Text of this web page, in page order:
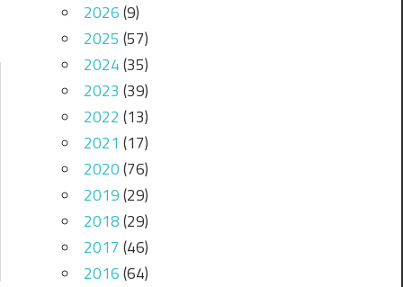
2026(9)
2025 (57)
2024(35)
2023 (39)
2022 (13)
2021 (17)
2020(76)
2019(29)
2018(29)
2017 (46)
2016(64)